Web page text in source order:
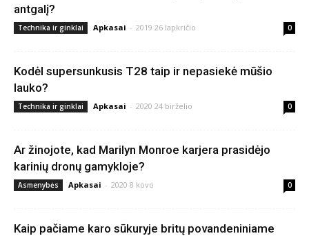
antgalį?
Technika ir ginklai Apkasai - 2019 26 lapkričio 0
Kodėl supersunkusis T28 taip ir nepasiekė mūšio
lauko?
Technika ir ginklai Apkasai - 2020 24 birželio 0
Ar žinojote, kad Marilyn Monroe karjera prasidėjo
karinių dronų gamykloje?
Asmenybės Apkasai - 2020 8 kovo 0
Kaip pačiame karo sūkuryje britų povandeniniame